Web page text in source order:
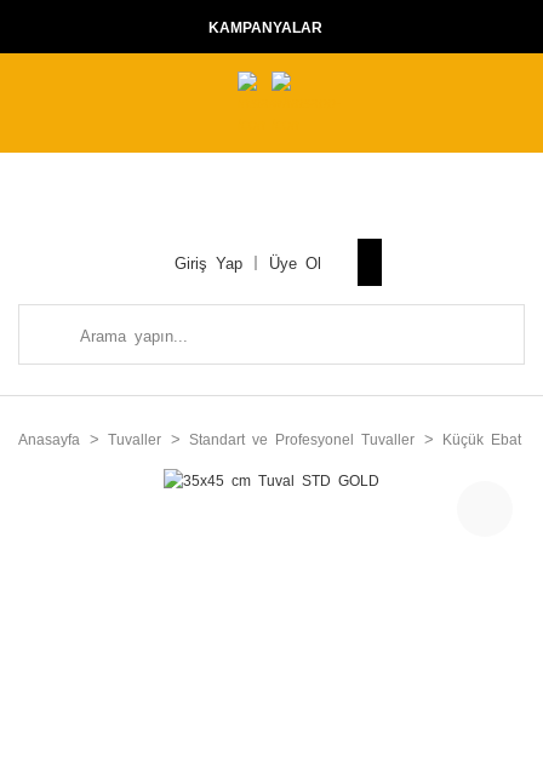
KAMPANYALAR
Giriş Yap Üye Ol
Anasayfa Tuvaller Standart ve Profesyonel Tuvaller Küçük Ebat